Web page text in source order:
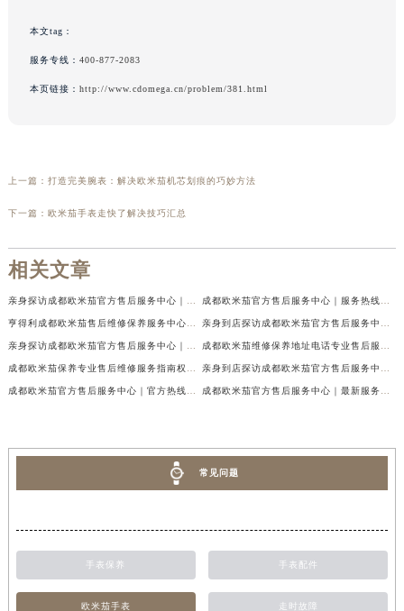
本文tag：
服务专线： 400-877-2083
本页链接： http://www.cdomega.cn/problem/381.html
上一篇： 打造完美腕表：解决欧米茄机芯划痕的巧妙方法
下一篇： 欧米茄手表走快了解决技巧汇总
相关文章
常见问题
手表保养 手表配件
欧米茄手表 走时故障